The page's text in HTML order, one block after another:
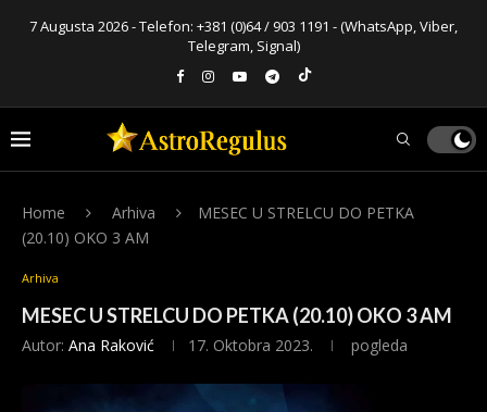
7 Augusta 2026 - Telefon: +381 (0)64 / 903 1191 - (WhatsApp, Viber,
Telegram, Signal)
Home Arhiva
MESEC U STRELCU DO PETKA
(20.10) OKO 3 AM
Arhiva
MESEC U STRELCU DO PETKA (20.10) OKO 3 AM
Autor: Ana Raković 17. Oktobra 2023. pogleda